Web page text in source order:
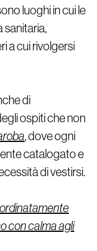
luoghi in cui le
sanitaria,
a cui rivolgersi
di
ospiti che non
, dove ogni
catalogato e
di vestirsi.
con calma agli